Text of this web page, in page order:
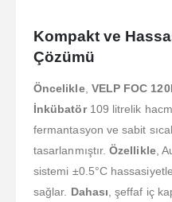
Kompakt ve
Çözümü
Öncelikle, VELP FOC
İnkübatör109 litrelik
fermantasyon ve sabit
tasarlanmıştır.Özellikle,
sistemi ±0.5°C
sağlar. Dahası , şeffaf iç